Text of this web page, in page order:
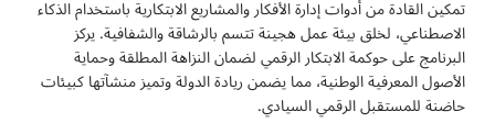
تمكين القادة من أدوات إدارة الأفكار والمشاريع الابتكارية باستخدام الذكاء
الاصطناعي، لخلق بيئة عمل هجينة تتسم بالرشاقة والشفافية. يركز
البرنامج على حوكمة الابتكار الرقمي لضمان النزاهة المطلقة وحماية
الأصول المعرفية الوطنية، مما يضمن ريادة الدولة وتميز منشآتها كبيئات
حاضنة للمستقبل الرقمي السيادي.